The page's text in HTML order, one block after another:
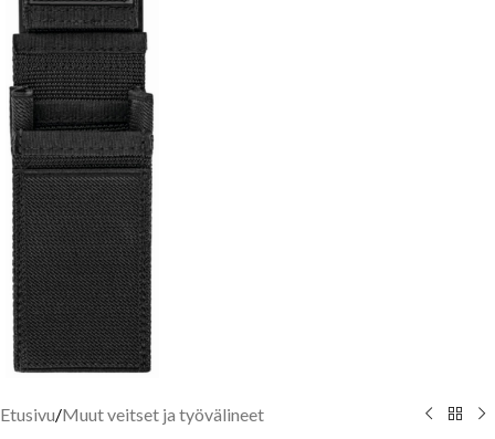
Etusivu/Muut veitset ja työvälineet